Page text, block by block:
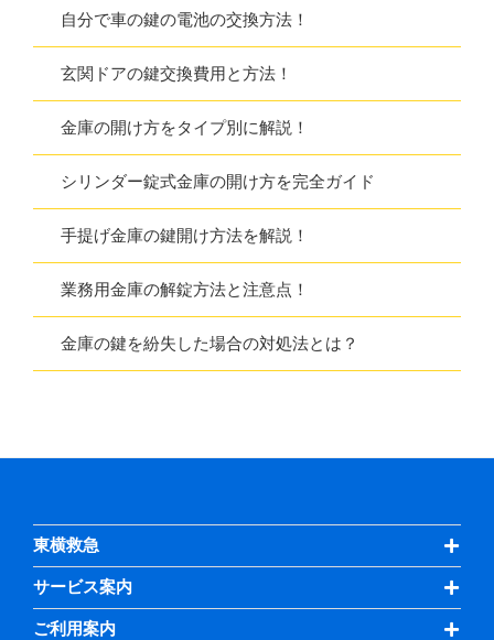
自分で車の鍵の電池の交換方法！
玄関ドアの鍵交換費用と方法！
金庫の開け方をタイプ別に解説！
シリンダー錠式金庫の開け方を完全ガイド
手提げ金庫の鍵開け方法を解説！
業務用金庫の解錠方法と注意点！
金庫の鍵を紛失した場合の対処法とは？
東横救急
サービス案内
ご利用案内